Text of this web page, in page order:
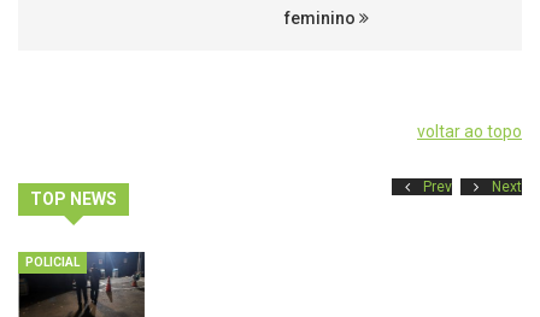
feminino
voltar ao topo
TOP NEWS
Prev Next
POLICIAL